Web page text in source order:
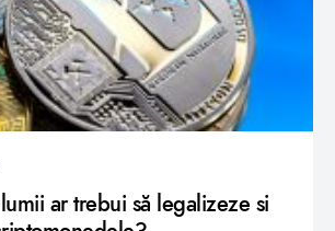
ar trebui să legalizeze si